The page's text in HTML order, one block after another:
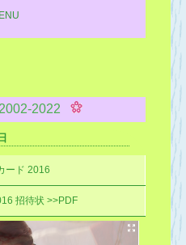
2022
ード 2016
招待状 >>PDF